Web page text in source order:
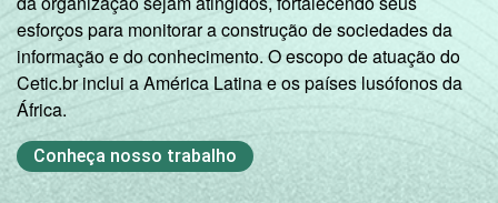
esforços para monitorar a construção de sociedades da
informação e do conhecimento. O escopo de atuação do
Cetic.br inclui a América Latina e os países lusófonos da
África.
Conheça nosso trabalho